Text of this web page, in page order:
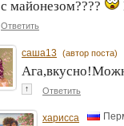
с майонезом????
Ответить
саша13 (автор поста)
↑ Ответить
харисса